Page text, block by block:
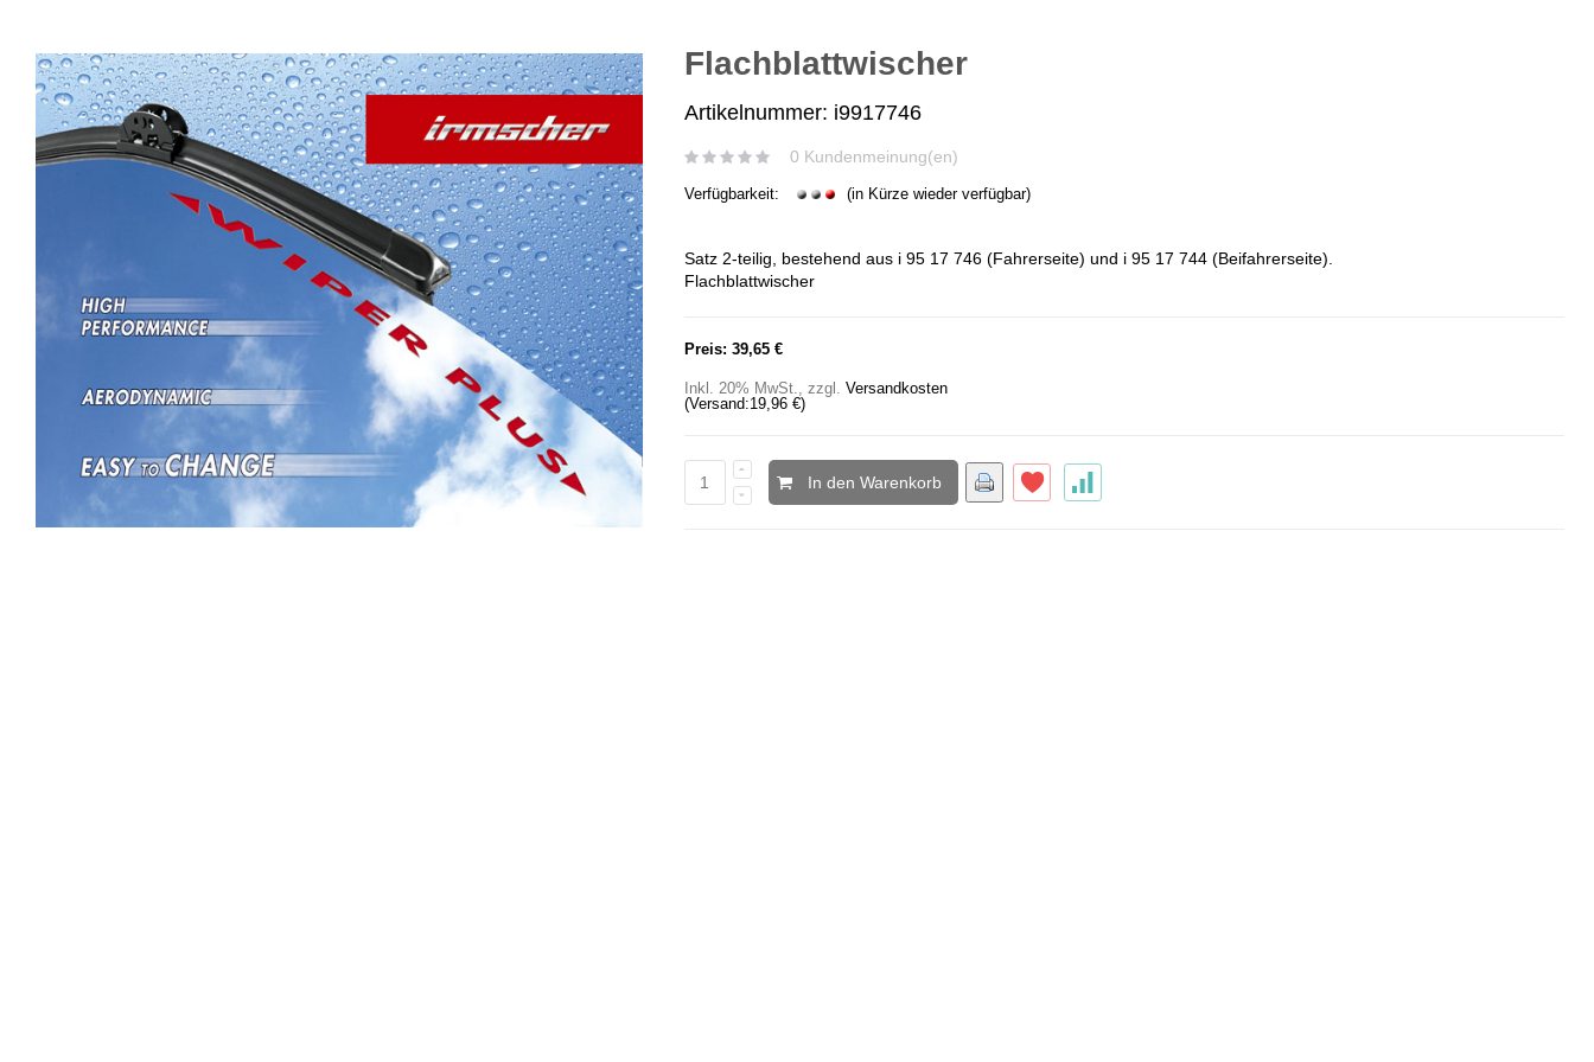
Flachblattwischer
Artikelnummer: i9917746
0 Kundenmeinung(en)
Verfügbarkeit: (in Kürze wieder verfügbar)
Satz 2-teilig, bestehend aus i 95 17 746 (Fahrerseite) und i 95 17 744 (Beifahrerseite).
Flachblattwischer
Preis: 39,65 €
Inkl. 20% MwSt., zzgl. Versandkosten
(Versand:19,96 €)
In den Warenkorb